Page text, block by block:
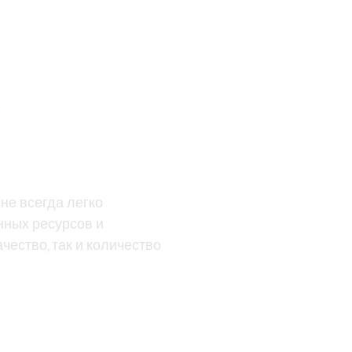
всегда легко
ресурсов и
так и количество